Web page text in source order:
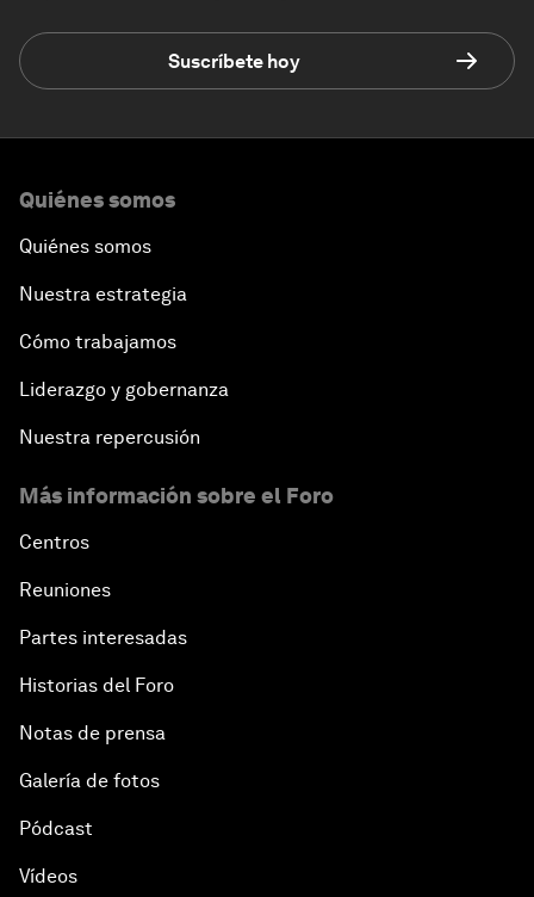
Suscríbete hoy
Quiénes somos
Quiénes somos
Nuestra estrategia
Cómo trabajamos
Liderazgo y gobernanza
Nuestra repercusión
Más información sobre el Foro
Centros
Reuniones
Partes interesadas
Historias del Foro
Notas de prensa
Galería de fotos
Pódcast
Vídeos